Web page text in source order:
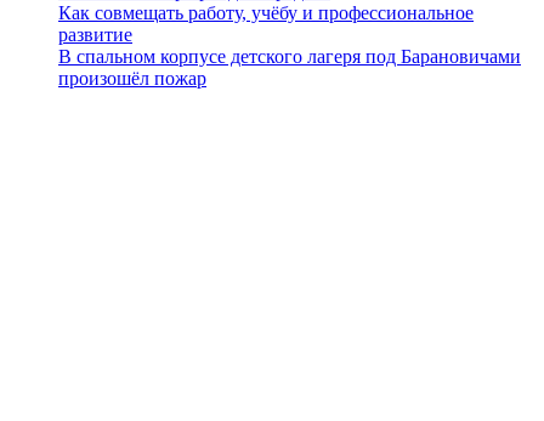
Как совмещать работу, учёбу и профессиональное
развитие
В спальном корпусе детского лагеря под Барановичами
произошёл пожар